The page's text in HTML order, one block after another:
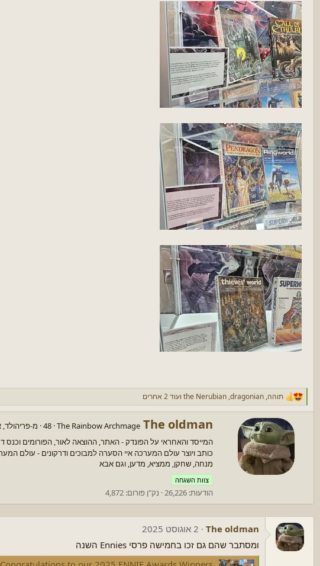
ר
ג
תוהה,
dragonian
,
the Nerubian ועוד 2 אחרים
נ
כ
ת
ב
ע
ל
י
ד
י
The oldman
The Rainbow Archmage
·
· מ-
המייסד והאחראי על הפונדק - האתר, ההוצאה לאור, הפורומים וכנס
כותב ויוצר עולם המערכה איי הסערה למבוכים ודרקונים - עולם
מנחה, שחקן, ממציא, מדען, וגם אבא
צוות השגחה
הודעות 26,226 נק"ן פורום 4,872
The oldman 2 אוגוסט 2025
ומסתבר שהם גם זכו בחמישה פרסי Ennies השנה